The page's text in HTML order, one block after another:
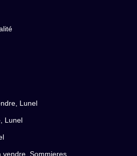
Lunel
Lunel
vendre, Sommieres